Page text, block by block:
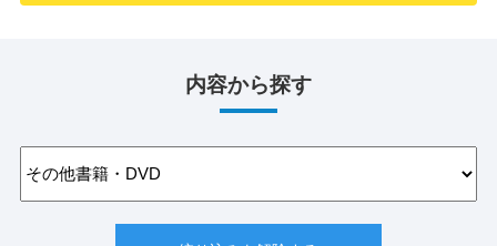
内容から探す